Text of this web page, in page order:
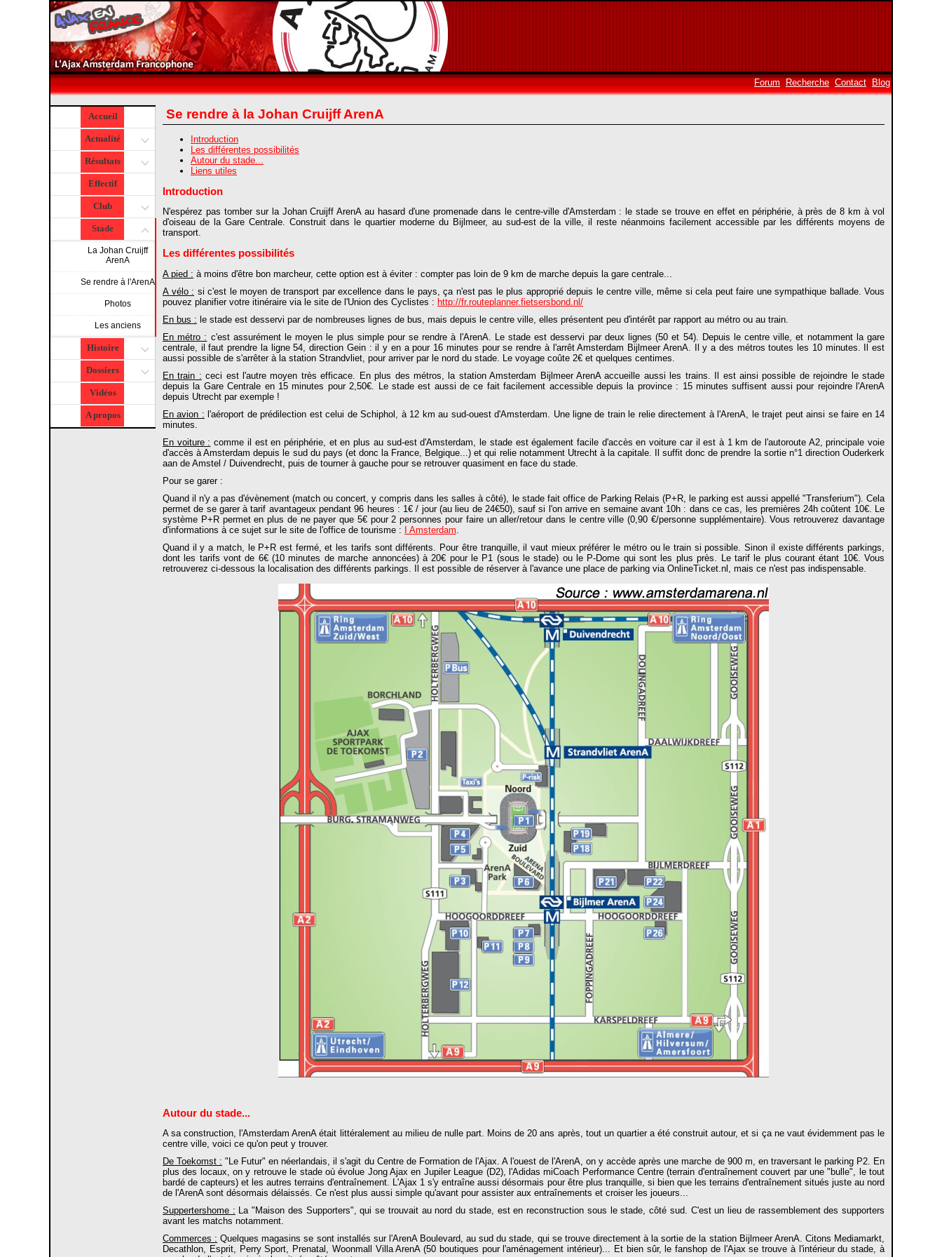
Forum Recherche Contact Blog
Accueil
Actualité
Résultats
Effectif
Club
Stade
La Johan Cruijff
ArenA
Se rendre à l'ArenA
Photos
Les anciens
Histoire
Dossiers
Vidéos
A propos
Se rendre à la Johan Cruijff ArenA
Introduction
Les différentes possibilités
Autour du stade...
Liens utiles
Introduction
N'espérez pas tomber sur la Johan Cruijff ArenA au hasard d'une promenade dans le centre-ville d'Amsterdam : le stade se trouve en effet en périphérie, à près de 8 km à vol
d'oiseau de la Gare Centrale. Construit dans le quartier moderne du Bijlmeer, au sud-est de la ville, il reste néanmoins facilement accessible par les différents moyens de
transport.
Les différentes possibilités
A pied : à moins d'être bon marcheur, cette option est à éviter : compter pas loin de 9 km de marche depuis la gare centrale...
A vélo : si c'est le moyen de transport par excellence dans le pays, ça n'est pas le plus approprié depuis le centre ville, même si cela peut faire une sympathique ballade. Vous
pouvez planifier votre itinéraire via le site de l'Union des Cyclistes : http://fr.routeplanner.fietsersbond.nl/
En bus : le stade est desservi par de nombreuses lignes de bus, mais depuis le centre ville, elles présentent peu d'intérêt par rapport au métro ou au train.
En métro : c'est assurément le moyen le plus simple pour se rendre à l'ArenA. Le stade est desservi par deux lignes (50 et 54). Depuis le centre ville, et notamment la gare
centrale, il faut prendre la ligne 54, direction Gein : il y en a pour 16 minutes pour se rendre à l'arrêt Amsterdam Bijlmeer ArenA. Il y a des métros toutes les 10 minutes. Il est
aussi possible de s'arrêter à la station Strandvliet, pour arriver par le nord du stade. Le voyage coûte 2€ et quelques centimes.
En train : ceci est l'autre moyen très efficace. En plus des métros, la station Amsterdam Bijlmeer ArenA accueille aussi les trains. Il est ainsi possible de rejoindre le stade
depuis la Gare Centrale en 15 minutes pour 2,50€. Le stade est aussi de ce fait facilement accessible depuis la province : 15 minutes suffisent aussi pour rejoindre l'ArenA
depuis Utrecht par exemple !
En avion : l'aéroport de prédilection est celui de Schiphol, à 12 km au sud-ouest d'Amsterdam. Une ligne de train le relie directement à l'ArenA, le trajet peut ainsi se faire en 14
minutes.
En voiture : comme il est en périphérie, et en plus au sud-est d'Amsterdam, le stade est également facile d'accès en voiture car il est à 1 km de l'autoroute A2, principale voie
d'accès à Amsterdam depuis le sud du pays (et donc la France, Belgique...) et qui relie notamment Utrecht à la capitale. Il suffit donc de prendre la sortie n°1 direction Ouderkerk
aan de Amstel / Duivendrecht, puis de tourner à gauche pour se retrouver quasiment en face du stade.
Pour se garer :
Quand il n'y a pas d'évènement (match ou concert, y compris dans les salles à côté), le stade fait office de Parking Relais (P+R, le parking est aussi appellé "Transferium"). Cela
permet de se garer à tarif avantageux pendant 96 heures : 1€ / jour (au lieu de 24€50), sauf si l'on arrive en semaine avant 10h : dans ce cas, les premières 24h coûtent 10€. Le
système P+R permet en plus de ne payer que 5€ pour 2 personnes pour faire un aller/retour dans le centre ville (0,90 €/personne supplémentaire). Vous retrouverez davantage
d'informations à ce sujet sur le site de l'office de tourisme :
I Amsterdam
Quand il y a match, le P+R est fermé, et les tarifs sont différents. Pour être tranquille, il vaut mieux préférer le métro ou le train si possible. Sinon il existe différents parkings,
dont les tarifs vont de 6€ (10 minutes de marche annoncées) à 20€ pour le P1 (sous le stade) ou le P-Dome qui sont les plus près. Le tarif le plus courant étant 10€. Vous
retrouverez ci-dessous la localisation des différents parkings. Il est possible de réserver à l'avance une place de parking via OnlineTicket.nl, mais ce n'est pas indispensable.
Autour du stade...
A sa construction, l'Amsterdam ArenA était littéralement au milieu de nulle part. Moins de 20 ans après, tout un quartier a été construit autour, et si ça ne vaut évidemment pas le
centre ville, voici ce qu'on peut y trouver.
De Toekomst : "Le Futur" en néerlandais, il s'agit du Centre de Formation de l'Ajax. A l'ouest de l'ArenA, on y accède après une marche de 900 m, en traversant le parking P2. En
plus des locaux, on y retrouve le stade où évolue Jong Ajax en Jupiler League (D2), l'Adidas miCoach Performance Centre (terrain d'entraînement couvert par une "bulle", le tout
bardé de capteurs) et les autres terrains d'entraînement. L'Ajax 1 s'y entraîne aussi désormais pour être plus tranquille, si bien que les terrains d'entraînement situés juste au nord
de l'ArenA sont désormais délaissés. Ce n'est plus aussi simple qu'avant pour assister aux entraînements et croiser les joueurs...
Suppertershome : La "Maison des Supporters", qui se trouvait au nord du stade, est en reconstruction sous le stade, côté sud. C'est un lieu de rassemblement des supporters
avant les matchs notamment.
Commerces : Quelques magasins se sont installés sur l'ArenA Boulevard, au sud du stade, qui se trouve directement à la sortie de la station Bijlmeer ArenA. Citons Mediamarkt,
Decathlon, Esprit, Perry Sport, Prenatal, Woonmall Villa ArenA (50 boutiques pour l'aménagement intérieur)... Et bien sûr, le fanshop de l'Ajax se trouve à l'intérieur du stade, à